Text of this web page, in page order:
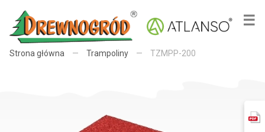
☰
×
Strona główna — Trampoliny — TZMPP-200